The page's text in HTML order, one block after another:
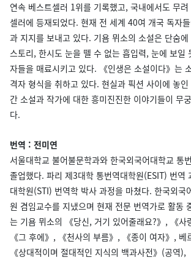
연속 베스트셀러 1위를 기록했고, 국내에서도 무
셀러에 등재되었다. 현재 전 세계 40여 개국 독자
과 지지를 보내고 있다. 기욤 뮈소의 소설은 단숨
스토리, 한시도 눈을 뗄 수 없는 흡입력, 눈에 보일
자들을 매료시키고 있다. 《인생은 소설이다》는
격자 형식을 취하고 있다. 현실과 픽션 사이에 놓
간 소설과 작가에 대한 흥미진진한 이야기들이 무
다.
번역 : 전미연
서울대학교 불어불문학과와 한국외국어대학교 통
졸업했다. 파리 제3대학 통번역대학원(ESIT) 번역
대학원(STI) 번역학 박사 과정을 마쳤다. 한국외국
원 겸임교수를 지냈으며 현재 전문 번역가로 활동
는 기욤 뮈소의 《당신, 거기 있어줄래요?》, 《사
《그 후에》, 《천사의 부름》, 《종이 여자》, 베
《상대적이며 절대적인 지식의 백과사전》(공역